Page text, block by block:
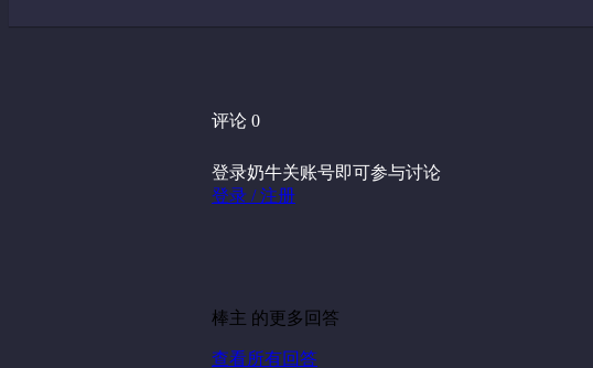
评论 0
登录奶牛关账号即可参与讨论
登录 / 注册
棒主 的更多回答
查看所有回答